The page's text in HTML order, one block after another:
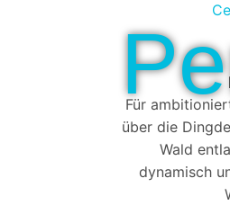
Für
über die
Wald
dynamisch